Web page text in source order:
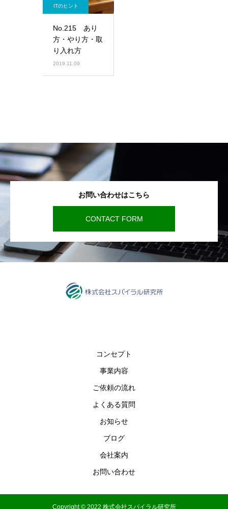
ITのヒント
No.215 あり
方・やり方・取
り入れ方
2019.11.09
お問い合わせはこちら
CONTACT FORM
コンセプト
事業内容
ご依頼の流れ
よくある質問
お知らせ
ブログ
会社案内
お問い合わせ
Copyright © 2022 株式会社スパイラル研究所